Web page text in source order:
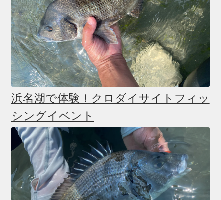
浜名湖で体験！クロダイサイトフィッ
シングイベント